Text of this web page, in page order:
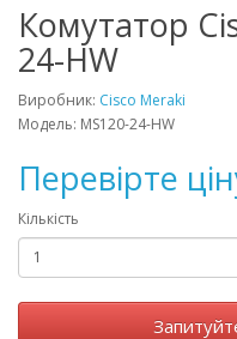
Комутатор
24-HW
Виробник: Cisco Meraki
Модель: MS120-24-HW
Перевірте
Кількість